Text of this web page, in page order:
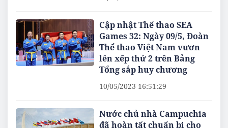
Cập nhật Thể thao SEA
Games 32: Ngày 09/5, Đoàn
Thể thao Việt Nam vươn
lên xếp thứ 2 trên Bảng
Tổng sắp huy chương
10/05/2023 16:51:29
Nước chủ nhà Campuchia
đã hoàn tất chuẩn bị cho